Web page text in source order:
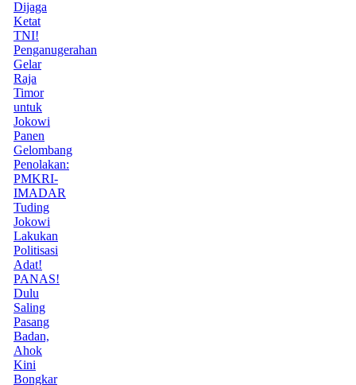
Dijaga
Ketat
TNI!
Penganugerahan
Gelar
Raja
Timor
untuk
Jokowi
Panen
Gelombang
Penolakan:
PMKRI-
IMADAR
Tuding
Jokowi
Lakukan
Politisasi
Adat!
PANAS!
Dulu
Saling
Pasang
Badan,
Ahok
Kini
Bongkar